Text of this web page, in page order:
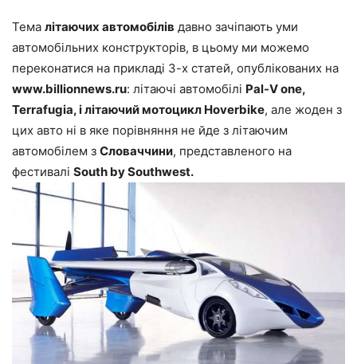
Тема літаючих автомобілів давно зачіпають уми
автомобільних конструкторів, в цьому ми можемо
переконатися на прикладі 3-х статей, опублікованих на
www.billionnews.ru: літаючі автомобілі Pal-V one,
Terrafugia, і літаючий мотоцикл Hoverbike, але жоден з
цих авто ні в яке порівняння не йде з літаючим
автомобілем з Словаччини, представленого на
фестивалі South by Southwest.